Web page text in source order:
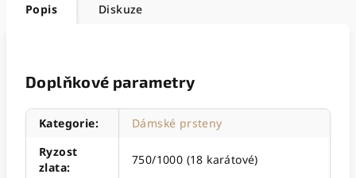
Popis Diskuze
Doplňkové parametry
Kategorie:
Dámské prsteny
Ryzost
zlata:
750/1000 (18 karátové)